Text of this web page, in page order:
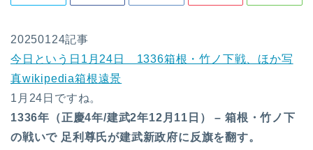
20250124記事
今日という日1月24日 1336箱根・竹ノ下戦、ほか写
真wikipedia箱根遠景
1月24日ですね。
1336年（正慶4年/建武2年12月11日） – 箱根・竹ノ下
の戦いで 足利尊氏が建武新政府に反旗を翻す。